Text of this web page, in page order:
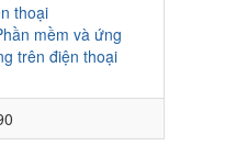
thoại
mềm và ứng
trên điện thoại